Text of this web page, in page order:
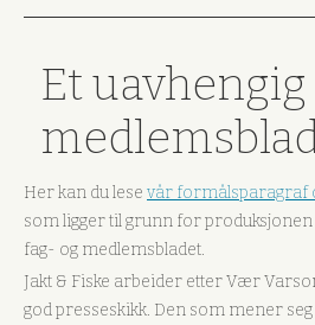
Et uavhengig
Her kan du lese vår formålsparagraf
som ligger til grunn for
fag- og medlemsbladet.
Jakt & Fiske arbeider etter Vær
god presseskikk. Den som mener